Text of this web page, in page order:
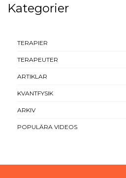
Kategorier
TERAPIER
TERAPEUTER
ARTIKLAR
KVANTFYSIK
ARKIV
POPULÄRA VIDEOS